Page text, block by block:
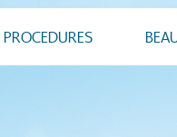
PROCEDURES